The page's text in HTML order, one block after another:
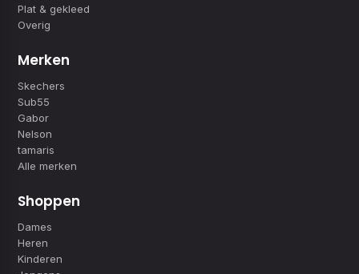
Plat & gekleed
Overig
Merken
Skechers
Sub55
Gabor
Nelson
tamaris
Alle merken
Shoppen
Dames
Heren
Kinderen